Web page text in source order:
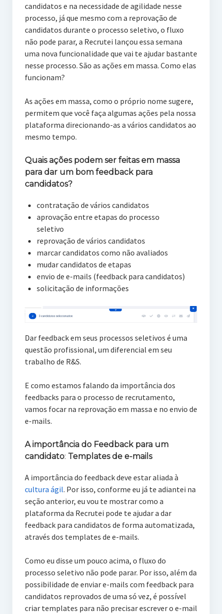
candidatos e na necessidade de agilidade nesse
processo, já que mesmo com a reprovação de
candidatos durante o processo seletivo, o fluxo
não pode parar, a Recrutei lançou essa semana
uma nova funcionalidade que vai te ajudar bastante
nesse processo. São as ações em massa. Como elas
funcionam?
As ações em massa, como o próprio nome sugere,
permitem que você faça algumas ações pela nossa
plataforma direcionando-as a vários candidatos ao
mesmo tempo.
Quais ações podem ser feitas em massa
para dar um bom feedback para
candidatos?
contratação de vários candidatos
aprovação entre etapas do processo
seletivo
reprovação de vários candidatos
marcar candidatos como não avaliados
mudar candidatos de etapas
envio de e-mails (feedback para candidatos)
solicitação de informações
Dar feedback em seus processos seletivos é uma
questão profissional, um diferencial em seu
trabalho de R&S.
E como estamos falando da importância dos
feedbacks para o processo de recrutamento,
vamos focar na reprovação em massa e no envio de
e-mails.
A importância do Feedback para um
candidato: Templates de e-mails
A importância do feedback deve estar aliada à
cultura ágil. Por isso, conforme eu já te adiantei na
seção anterior, eu vou te mostrar como a
plataforma da Recrutei pode te ajudar a dar
feedback para candidatos de forma automatizada,
através dos templates de e-mails.
Como eu disse um pouco acima, o fluxo do
processo seletivo não pode parar. Por isso, além da
possibilidade de enviar e-mails com feedback para
candidatos reprovados de uma só vez, é possível
criar templates para não precisar escrever o e-mail